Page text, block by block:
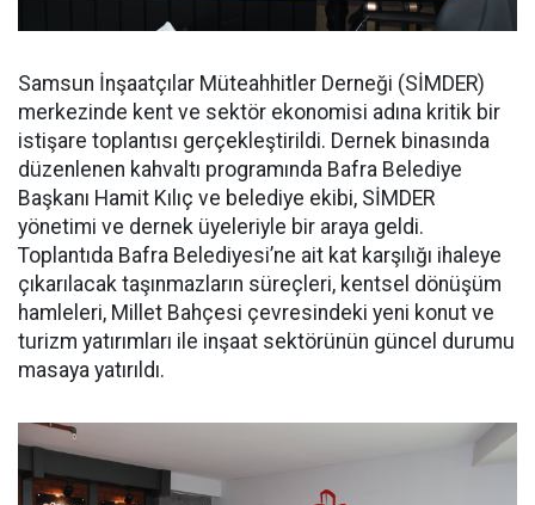
Samsun İnşaatçılar Müteahhitler Derneği (SİMDER)
merkezinde kent ve sektör ekonomisi adına kritik bir
istişare toplantısı gerçekleştirildi. Dernek binasında
düzenlenen kahvaltı programında Bafra Belediye
Başkanı Hamit Kılıç ve belediye ekibi, SİMDER
yönetimi ve dernek üyeleriyle bir araya geldi.
Toplantıda Bafra Belediyesi’ne ait kat karşılığı ihaleye
çıkarılacak taşınmazların süreçleri, kentsel dönüşüm
hamleleri, Millet Bahçesi çevresindeki yeni konut ve
turizm yatırımları ile inşaat sektörünün güncel durumu
masaya yatırıldı.